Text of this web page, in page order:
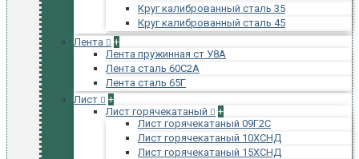
Круг калиброванный сталь 35
Круг калиброванный сталь 45
Лента
+
Лента пружинная ст У8А
Лента сталь 60С2А
Лента сталь 65Г
Лист
+
Лист горячекатаный
+
Лист горячекатаный 09Г2С
Лист горячекатаный 10ХСНД
Лист горячекатаный 15ХСНД